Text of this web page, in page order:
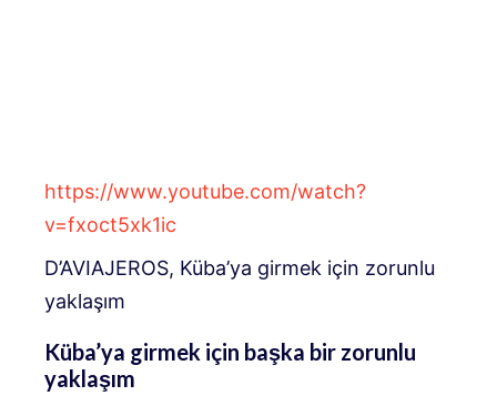
https://www.youtube.com/watch?
v=fxoct5xk1ic
D’AVIAJEROS, Küba’ya girmek için zorunlu
yaklaşım
Küba’ya girmek için başka bir zorunlu
yaklaşım